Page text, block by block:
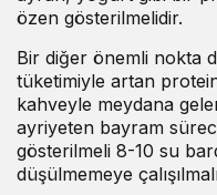
özen gösterilmelidir.
Bir diğer önemli nokta
tüketimiyle artan
kahveyle meydana
ayriyeten bayram
gösterilmeli 8-10 su
düşülmemeye